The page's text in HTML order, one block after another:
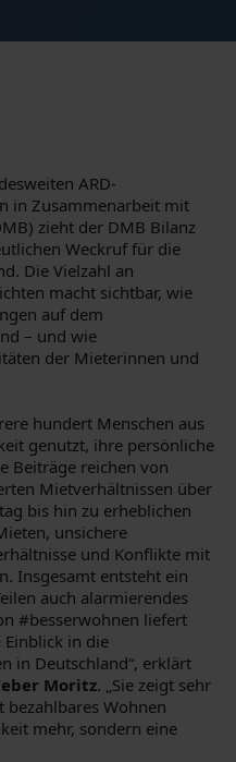
ARD-
in Zusammenarbeit mit
zieht der DMB Bilanz
Weckruf für die
Die Vielzahl an
macht sichtbar, wie
auf dem
– und wie
der Mieterinnen und
hundert Menschen aus
genutzt, ihre persönliche
Beiträge reichen von
Mietverhältnissen über
bis hin zu erheblichen
unsichere
und Konflikte mit
Insgesamt entsteht ein
auch alarmierendes
#besserwohnen liefert
in die
in Deutschland“, erklärt
Moritz. „Sie zeigt sehr
bezahlbares Wohnen
mehr, sondern eine